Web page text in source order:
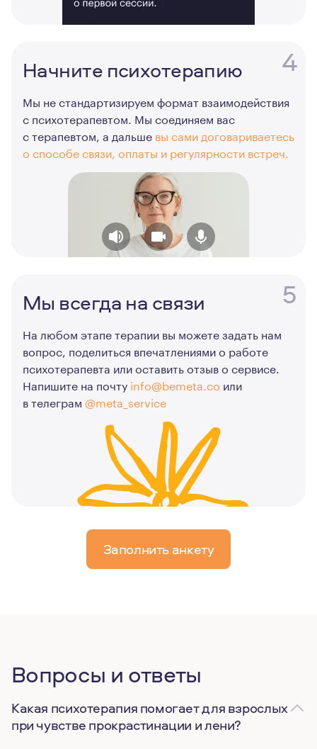
4
Начните психотерапию
Мы не стандартизируем формат взаимодействия
с психотерапевтом. Мы соединяем вас
с терапевтом, а дальше вы сами договариваетесь
о способе связи, оплаты и регулярности встреч.
5
Мы всегда на связи
На любом этапе терапии вы можете задать нам
вопрос, поделиться впечатлениями о работе
психотерапевта или оставить отзыв о сервисе.
Напишите на почту info@bemeta.co или
в телеграм @meta_service
Заполнить анкету
Вопросы и ответы
Какая психотерапия помогает для взрослых
при чувстве прокрастинации и лени?